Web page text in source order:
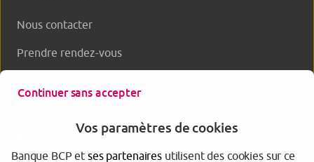
Nous contacter
Prendre rendez-vous
Continuer sans accepter
Vos paramètres de cookies
Banque BCP etses partenairesutilisent des cookies sur ce